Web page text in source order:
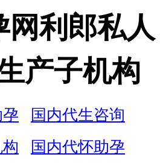
网利郎私人
产子机构
国内代生咨询
国内代怀助孕